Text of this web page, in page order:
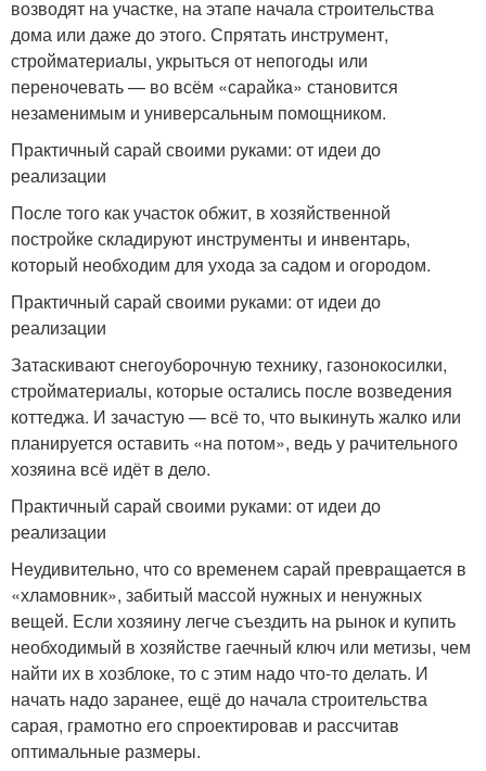
возводят на участке, на этапе начала строительства
дома или даже до этого. Спрятать инструмент,
стройматериалы, укрыться от непогоды или
переночевать — во всём «сарайка» становится
незаменимым и универсальным помощником.
Практичный сарай своими руками: от идеи до
реализации
После того как участок обжит, в хозяйственной
постройке складируют инструменты и инвентарь,
который необходим для ухода за садом и огородом.
Практичный сарай своими руками: от идеи до
реализации
Затаскивают снегоуборочную технику, газонокосилки,
стройматериалы, которые остались после возведения
коттеджа. И зачастую — всё то, что выкинуть жалко или
планируется оставить «на потом», ведь у рачительного
хозяина всё идёт в дело.
Практичный сарай своими руками: от идеи до
реализации
Неудивительно, что со временем сарай превращается в
«хламовник», забитый массой нужных и ненужных
вещей. Если хозяину легче съездить на рынок и купить
необходимый в хозяйстве гаечный ключ или метизы, чем
найти их в хозблоке, то с этим надо что-то делать. И
начать надо заранее, ещё до начала строительства
сарая, грамотно его спроектировав и рассчитав
оптимальные размеры.